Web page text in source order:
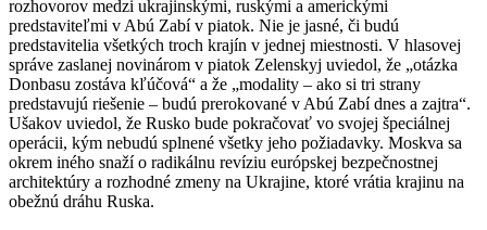
rozhovorov medzi ukrajinskými, ruskými a americkými
predstaviteľmi v Abú Zabí v piatok. Nie je jasné, či budú
predstavitelia všetkých troch krajín v jednej miestnosti. V hlasovej
správe zaslanej novinárom v piatok Zelenskyj uviedol, že „otázka
Donbasu zostáva kľúčová“ a že „modality – ako si tri strany
predstavujú riešenie – budú prerokované v Abú Zabí dnes a zajtra“.
Ušakov uviedol, že Rusko bude pokračovať vo svojej špeciálnej
operácii, kým nebudú splnené všetky jeho požiadavky. Moskva sa
okrem iného snaží o radikálnu revíziu európskej bezpečnostnej
architektúry a rozhodné zmeny na Ukrajine, ktoré vrátia krajinu na
obežnú dráhu Ruska.